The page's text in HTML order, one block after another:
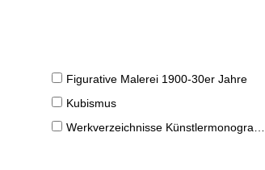
Figurative Malerei 1900-30er Jahre
Kubismus
Werkverzeichnisse Künstlermonographien